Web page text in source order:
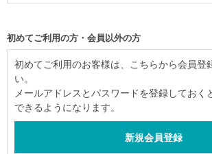
初めてご利用の方・会員以外の方
初めてご利用のお客様は、こちらから会員登
い。
メールアドレスとパスワードを登録しておく
できるようになります。